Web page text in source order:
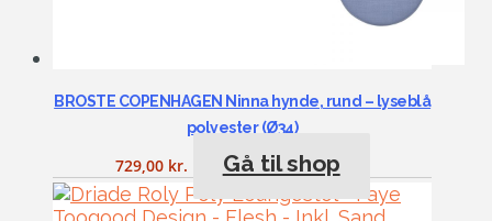
BROSTE COPENHAGEN Ninna hynde, rund – lyseblå
polyester (Ø34)
729,00 kr. Gå til shop